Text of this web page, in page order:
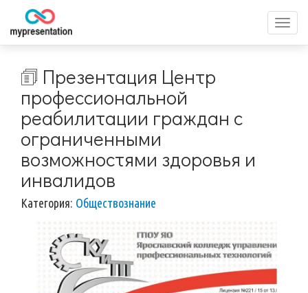
меню
🗊 Презентация Центр
профессиональной
реабилитации граждан с
ограниченными
возможностями здоровья и
инвалидов
Категория: Обществознание